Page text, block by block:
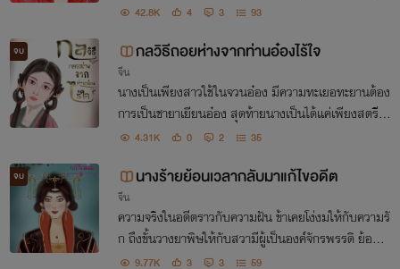
42.8K 4 3 93
จบ กลวิธีถอยห่างจากท่านอ๋องไร้ใจ
จีน
นางเป็นเพียงสาวใช้ในจวนอ๋อง มีความทะเยอทะยานต้อง
การเป็นชายาเยียนอ๋อง สุดท้ายนางเป็นได้แค่เพียงสตรีอุ่
นเตียงลับๆ
4.31K 0 2 35
จบ นางร้ายย้อนเวลากลับมาแก้ไขอดีต
จีน
ความจริงในอดีตราวกับความฝัน ข้าเคยโง่งมให้กับความรั
ก ถึงขั้นวางยาพิษให้กับสวามีผู้เป็นองค์จักรพรรดิ ย้อนเว
ลากลับมาครั้งนี้ข้าจะเปลี่ยนแปลงทุกสิ่งทุกอย่าง
9.77K 3 3 59